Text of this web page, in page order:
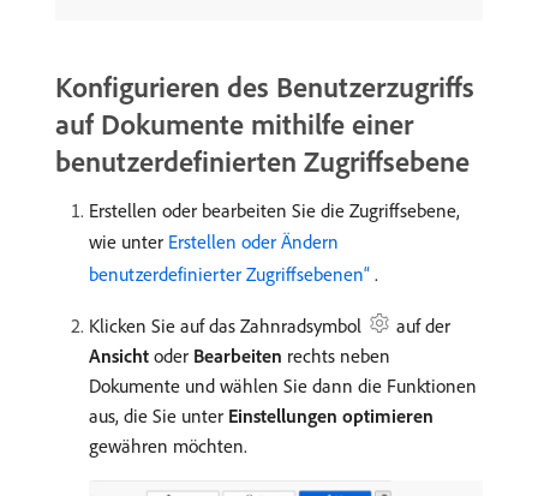
Konfigurieren des Benutzerzugriffs
auf Dokumente mithilfe einer
benutzerdefinierten Zugriffsebene
Erstellen oder bearbeiten Sie die Zugriffsebene,
wie unter Erstellen oder Ändern
benutzerdefinierter Zugriffsebenen“ ​ .
Klicken Sie auf das Zahnradsymbol
auf der
Ansicht oder Bearbeiten rechts neben
Dokumente und wählen Sie dann die Funktionen
aus, die Sie unter Einstellungen optimieren
gewähren möchten.